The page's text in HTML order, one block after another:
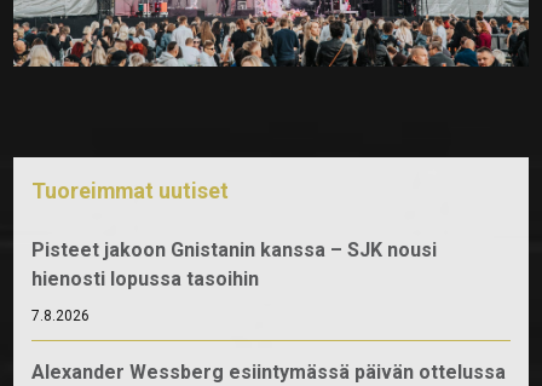
Tuoreimmat uutiset
Pisteet jakoon Gnistanin kanssa – SJK nousi
hienosti lopussa tasoihin
7.8.2026
Alexander Wessberg esiintymässä päivän ottelussa